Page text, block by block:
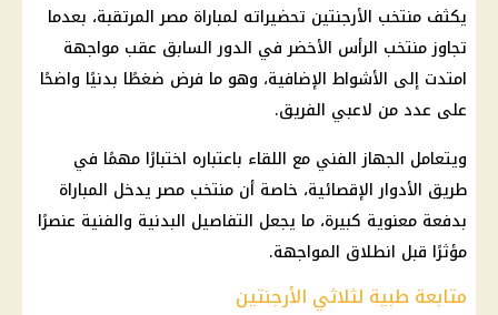
يكثف منتخب الأرجنتين تحضيراته لمباراة مصر المرتقبة، بعدما
تجاوز منتخب الرأس الأخضر في الدور السابق عقب مواجهة
امتدت إلى الأشواط الإضافية، وهو ما فرض ضغطًا بدنيًا واضحًا
على عدد من لاعبي الفريق.
ويتعامل الجهاز الفني مع اللقاء باعتباره اختبارًا مهمًا في
طريق الأدوار الإقصائية، خاصة أن منتخب مصر يدخل المباراة
بدفعة معنوية كبيرة، ما يجعل التفاصيل البدنية والفنية عنصرًا
مؤثرًا قبل انطلاق المواجهة.
متابعة طبية لثلاثي الأرجنتين